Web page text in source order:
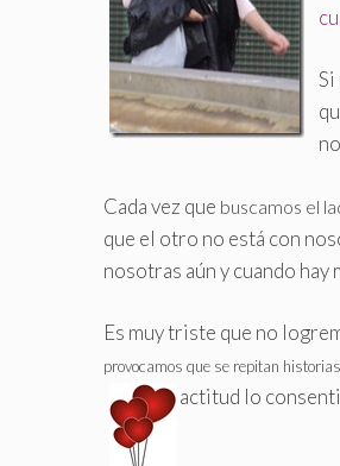
Si
Cada vez que buscamos el
que el otro no está con
nosotras aún y cuando
Es muy triste que no
provocamos que se repitan
actitud lo